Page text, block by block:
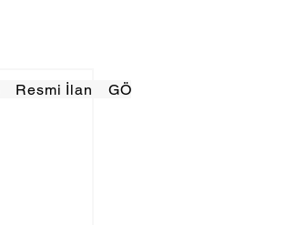
Resmi İlan GÖRÜNÜMTV